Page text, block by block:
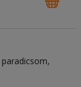
paradicsom